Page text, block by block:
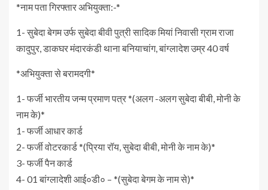
*नाम पता गिरफ्तार अभियुक्ता:-*
1- सुबेदा बेगम उर्फ सुबेदा बीवी पुत्री सादिक मियां निवासी ग्राम राजा
कादुपुर, डाकघर मंदारकंडी थाना बनियाचांग, बांग्लादेश उम्र 40 वर्ष
*अभियुक्ता से बरामदगी*
1- फर्जी भारतीय जन्म प्रमाण पत्र *(अलग -अलग सुबेदा बीबी, मोनी के
नाम के)*
1- फर्जी आधार कार्ड
2- फर्जी वोटरकार्ड *(प्रिया रॉय, सुबेदा बीबी, मोनी के नाम के)*
3- फर्जी पैन कार्ड
4- 01 बांग्लादेशी आई०डी० – *(सुबेदा बेगम के नाम से)*